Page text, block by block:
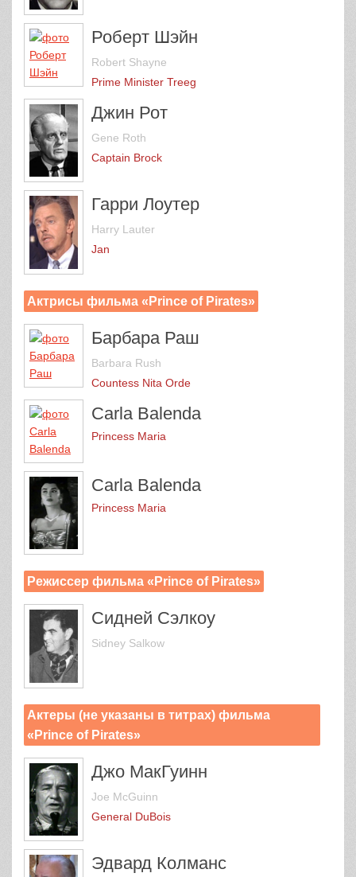
Роберт Шэйн
Robert Shayne
Prime Minister Treeg
Джин Рот
Gene Roth
Captain Brock
Гарри Лоутер
Harry Lauter
Jan
Актрисы фильма «Prince of Pirates»
Барбара Раш
Barbara Rush
Countess Nita Orde
Carla Balenda
Princess Maria
Carla Balenda
Princess Maria
Режиссер фильма «Prince of Pirates»
Сидней Сэлкоу
Sidney Salkow
Актеры (не указаны в титрах) фильма
«Prince of Pirates»
Джо МакГуинн
Joe McGuinn
General DuBois
Эдвард Колманс